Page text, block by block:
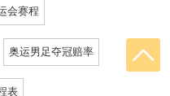
会赛程
奥运男足夺冠赔率
表